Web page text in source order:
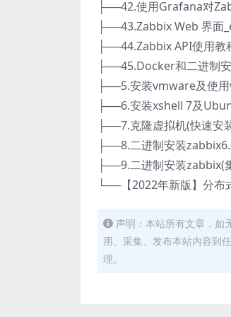
├──42.使用Grafana对
├──43.Zabbix Web 界面
├──44.Zabbix API使用教
├──45.Docker和二进制
├──5.安装vmware及使
├──6.安装xshell 7及
├──7.克隆虚拟机(快速安
├──8.二进制安装
├──9.二进制安装zabbix(
└──【2022年新版】分布
声明：本站所有文章，如
用、采集、发布本站内容到
理。